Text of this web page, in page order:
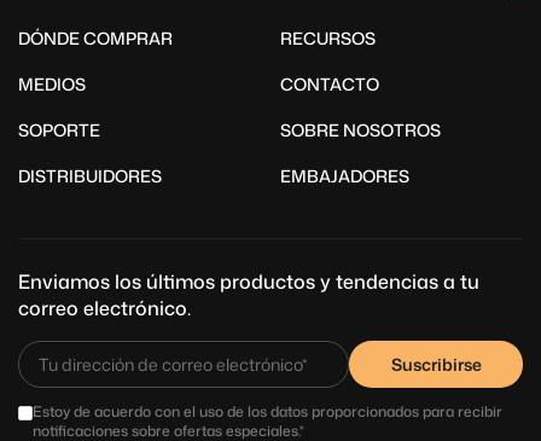
DÓNDE COMPRAR
RECURSOS
MEDIOS
CONTACTO
SOPORTE
SOBRE NOSOTROS
DISTRIBUIDORES
EMBAJADORES
Enviamos los últimos productos y tendencias a tu
correo electrónico.
Suscribirse
Estoy de acuerdo con el uso de los datos proporcionados para recibir
notificaciones sobre ofertas especiales.*